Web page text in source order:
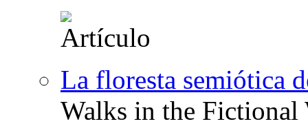
La floresta semiótica
Walks in the Fictional